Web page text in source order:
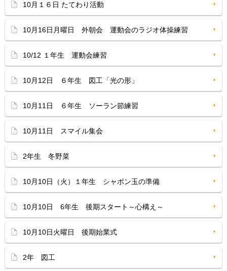
10月１６日 たてわり活動
10月16日月曜日 外朝会 運動会のラジオ体操練習
10/12 １年生 運動会練習
10月12日 ６年生 図工「光の形」
10月11日 ６年生 ソーラン節練習
10月11日 スマイル集会
2年生 冬野菜
10月10日（火）１年生 シャボン玉の準備
10月10日 6年生 後期スタート～心構え～
10月10日火曜日 後期始業式
2年 図工